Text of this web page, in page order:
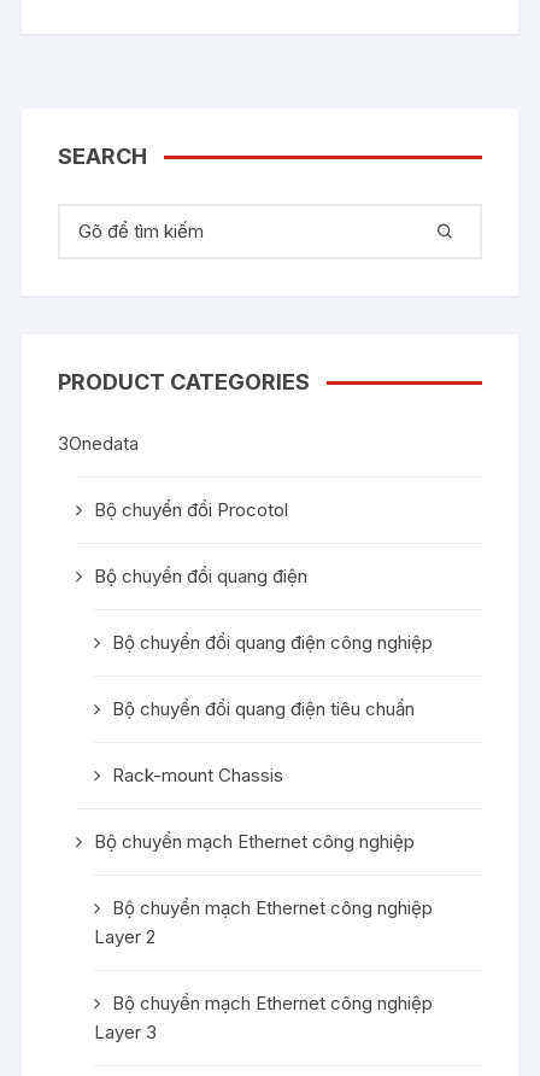
SEARCH
Tìm kiếm:
PRODUCT CATEGORIES
3Onedata
Bộ chuyển đổi Procotol
Bộ chuyển đổi quang điện
Bộ chuyển đổi quang điện công nghiệp
Bộ chuyển đổi quang điện tiêu chuẩn
Rack-mount Chassis
Bộ chuyển mạch Ethernet công nghiệp
Bộ chuyển mạch Ethernet công nghiệp
Layer 2
Bộ chuyển mạch Ethernet công nghiệp
Layer 3